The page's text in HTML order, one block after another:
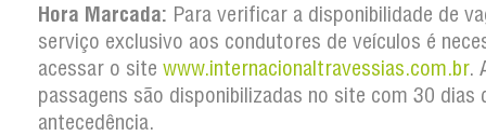
Hora Marcada: Para verificar a disponibilidade de
serviço exclusivo aos condutores de veículos é
acessar o site www.internacionaltravessias.com.br.
passagens são disponibilizadas no site com 30 dias
antecedência.